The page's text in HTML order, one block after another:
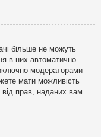
більше не можуть
в них автоматично
модераторами
мати можливість
від прав, наданих вам